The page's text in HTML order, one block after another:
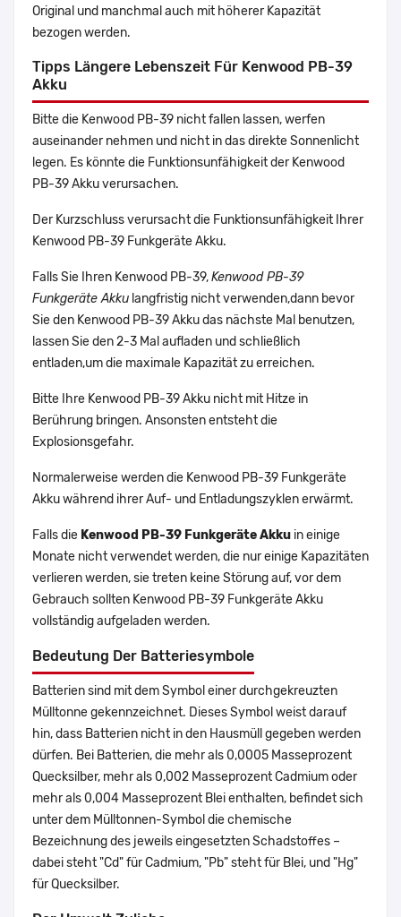
Original und manchmal auch mit höherer Kapazität
bezogen werden.
Tipps Längere Lebenszeit Für Kenwood PB-39
Akku
Bitte die Kenwood PB-39 nicht fallen lassen, werfen
auseinander nehmen und nicht in das direkte Sonnenlicht
legen. Es könnte die Funktionsunfähigkeit der Kenwood
PB-39 Akku verursachen.
Der Kurzschluss verursacht die Funktionsunfähigkeit Ihrer
Kenwood PB-39 Funkgeräte Akku.
Falls Sie Ihren Kenwood PB-39,Kenwood PB-39
Funkgeräte Akku langfristig nicht verwenden,dann bevor
Sie den Kenwood PB-39 Akku das nächste Mal benutzen,
lassen Sie den 2-3 Mal aufladen und schließlich
entladen,um die maximale Kapazität zu erreichen.
Bitte Ihre Kenwood PB-39 Akku nicht mit Hitze in
Berührung bringen. Ansonsten entsteht die
Explosionsgefahr.
Normalerweise werden die Kenwood PB-39 Funkgeräte
Akku während ihrer Auf- und Entladungszyklen erwärmt.
Falls die Kenwood PB-39 Funkgeräte Akku in einige
Monate nicht verwendet werden, die nur einige Kapazitäten
verlieren werden, sie treten keine Störung auf, vor dem
Gebrauch sollten Kenwood PB-39 Funkgeräte Akku
vollständig aufgeladen werden.
Bedeutung Der Batteriesymbole
Batterien sind mit dem Symbol einer durchgekreuzten
Mülltonne gekennzeichnet. Dieses Symbol weist darauf
hin, dass Batterien nicht in den Hausmüll gegeben werden
dürfen. Bei Batterien, die mehr als 0,0005 Masseprozent
Quecksilber, mehr als 0,002 Masseprozent Cadmium oder
mehr als 0,004 Masseprozent Blei enthalten, befindet sich
unter dem Mülltonnen-Symbol die chemische
Bezeichnung des jeweils eingesetzten Schadstoffes –
dabei steht "Cd" für Cadmium, "Pb" steht für Blei, und "Hg"
für Quecksilber.